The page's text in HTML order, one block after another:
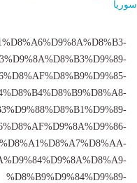
%D8%B9%D9%84%D9%89-